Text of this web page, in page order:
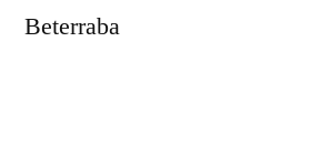
Beterraba